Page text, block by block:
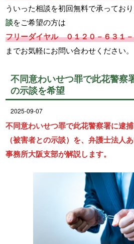
ういった相談を初回無料で承ってお
談をご希望の方は
フリーダイヤル ０１２０－６３１
までお気軽にお問い合わせください。
不同意わいせつ罪で此花警
の示談を希望
2025-09-07
不同意わいせつ罪で此花警察署に逮
（被害者との示談）を、弁護士法人
事務所大阪支部が解説します。